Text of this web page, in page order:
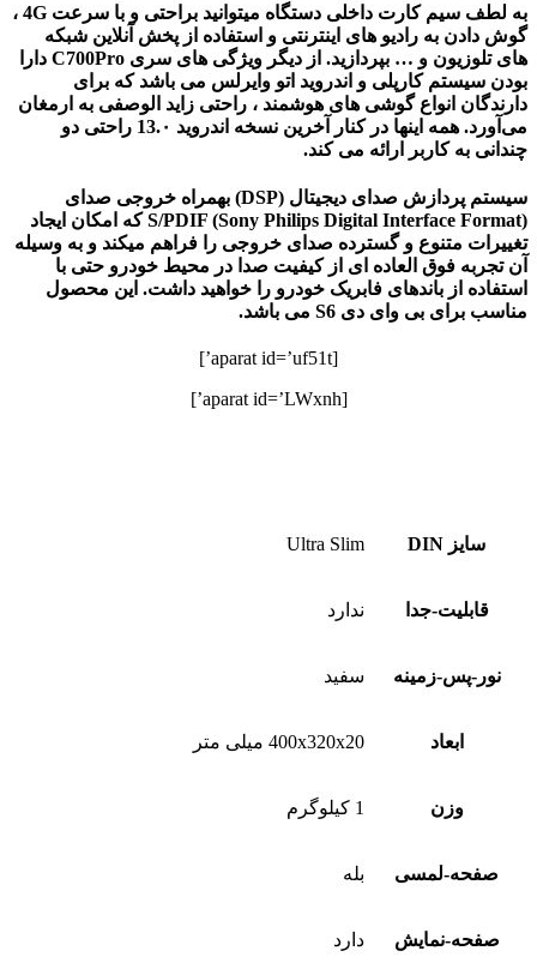
به لطف سیم کارت داخلی دستگاه میتوانید براحتی و با سرعت 4G ،
گوش دادن به رادیو های اینترنتی و استفاده از پخش آنلاین شبکه
های تلوزیون و … بپردازید. از دیگر ویژگی های سری C700Pro دارا
بودن سیستم کارپلی و اندروید اتو وایرلس می باشد که برای
دارندگان انواع گوشی های هوشمند ، راحتی زاید الوصفی به ارمغان
می‌آورد. همه اینها در کنار آخرین نسخه اندروید 13.۰ راحتی دو
چندانی به کاربر ارائه می کند.
سیستم پردازش صدای دیجیتال (DSP) بهمراه خروجی صدای
(S/PDIF (Sony Philips Digital Interface Format که امکان ایجاد
تغییرات متنوع و گسترده صدای خروجی را فراهم میکند و به وسیله
آن تجربه فوق العاده ای از کیفیت صدا در محیط خودرو حتی با
استفاده از باندهای فابریک خودرو را خواهید داشت. این محصول
مناسب برای بی وای دی S6 می باشد.
[aparat id=’uf51t’]
[aparat id=’LWxnh’]
سایز DIN Ultra Slim
قابلیت-جدا ندارد
نور-پس-زمینه سفید
ابعاد 400x320x20 میلی متر
وزن 1 کیلوگرم
صفحه-لمسی بله
صفحه-نمایش دارد